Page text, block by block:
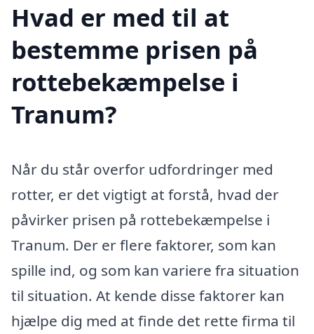
Hvad er med til at
bestemme prisen på
rottebekæmpelse i
Tranum?
Når du står overfor udfordringer med
rotter, er det vigtigt at forstå, hvad der
påvirker prisen på rottebekæmpelse i
Tranum. Der er flere faktorer, som kan
spille ind, og som kan variere fra situation
til situation. At kende disse faktorer kan
hjælpe dig med at finde det rette firma til